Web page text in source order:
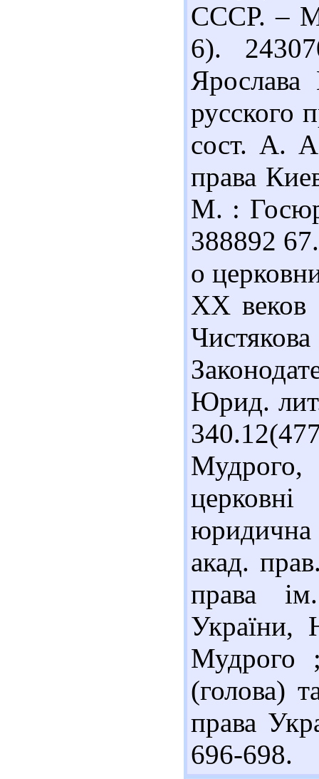
СССР. –
6).
русского
сост. А.
права
М. :
388892
о
ХХ
Юрид.
акад.
права
України,
Мудрого
(голова)
права
696-698.